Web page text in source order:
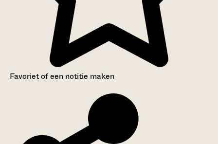
Favoriet of een notitie maken